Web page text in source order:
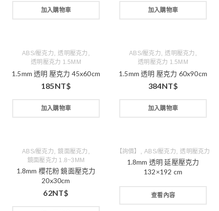
加入購物車 加入購物車
ABS/壓克力 ,透明壓克力
透明壓克力 1.5MM
1.5mm 透明 壓克力 45x60cm
185NT$
加入購物車
ABS/壓克力 ,透明壓克力
透明壓克力 1.5MM
1.5mm 透明 壓克力 60x90cm
384NT$
加入購物車
ABS/壓克力 ,鏡面壓克力
鏡面壓克力 1.8~3MM
1.8mm 櫻花粉 鏡面壓克力
20x30cm
62NT$
【詢價】 ABS/壓克力 ,透明壓克力
1.8mm 透明 延壓壓克力
132×192 cm
查看內容